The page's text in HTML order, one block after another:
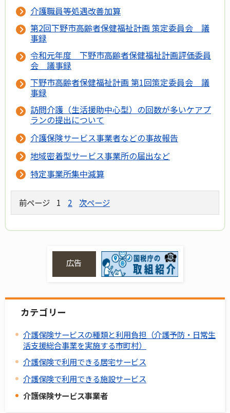
介護職員等処遇改善加算
第2回下野市高齢者保健福祉計画 策定委員会 議
事録
令和元年度 下野市高齢者保健福祉計画評価委員
会 議事録
下野市高齢者保健福祉計画 第1回策定委員会 議
事録
訪問介護（生活援助中心型）の回数が多いケアプ
ランの提出について
介護保険サービス事業者などの事故報告
地域密着型サービス事業所の届出など
特定事業所集中減算
前ページ 1 2 次ページ
広告
カテゴリー
介護保険サービスの種類と利用負担（介護予防・日常生
活支援総合事業を実施する市町村）
介護保険で利用できる居宅サービス
介護保険で利用できる施設サービス
介護保険サービス事業者